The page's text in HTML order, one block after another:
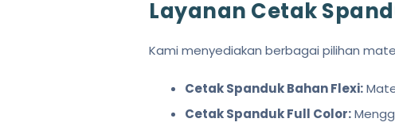
Layanan Cetak
Kami menyediakan berbagai pilihan
Cetak Spanduk Bahan Flexi:
Cetak Spanduk Full Color: